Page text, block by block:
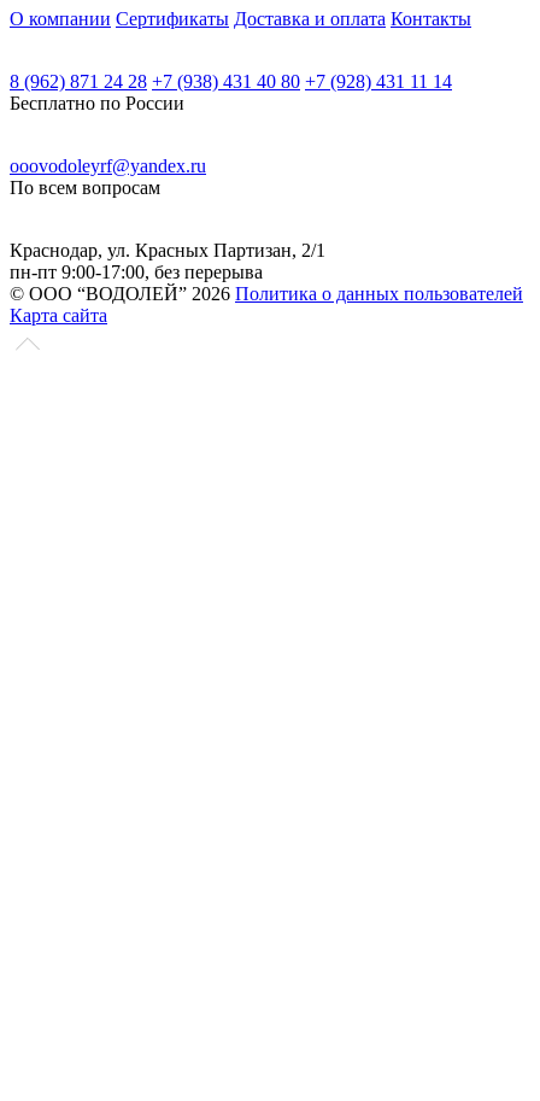
О компании Сертификаты Доставка и оплата Контакты
8 (962) 871 24 28 +7 (938) 431 40 80 +7 (928) 431 11 14
Бесплатно по России
ooovodoleyrf@yandex.ru
По всем вопросам
Краснодар, ул. Красных Партизан, 2/1
пн-пт 9:00-17:00, без перерыва
© ООО “ВОДОЛЕЙ” 2026 Политика о данных пользователей
Карта сайта